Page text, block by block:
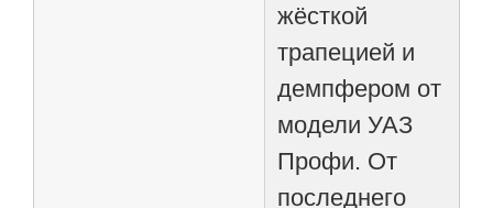
жёсткой
трапецией и
демпфером от
модели УАЗ
Профи. От
последнего